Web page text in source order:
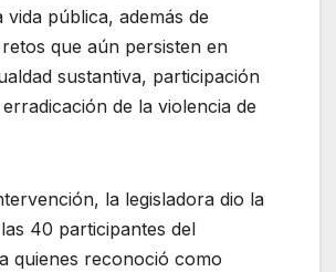
vida pública, además de
que aún persisten en
sustantiva, participación
de la violencia de
la legisladora dio la
40 participantes del
quienes reconoció como